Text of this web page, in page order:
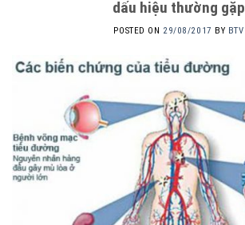
dấu hiệu thường gặp
POSTED ON 29/08/2017 BY BTV